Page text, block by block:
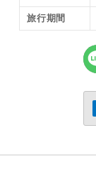
旅行期間